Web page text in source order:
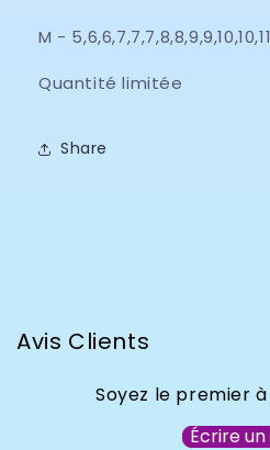
M -
Quantité limitée
Share
Avis Clients
Soyez le premier
Écrire un